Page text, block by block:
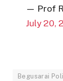
— Prof
July 20,
Begusarai